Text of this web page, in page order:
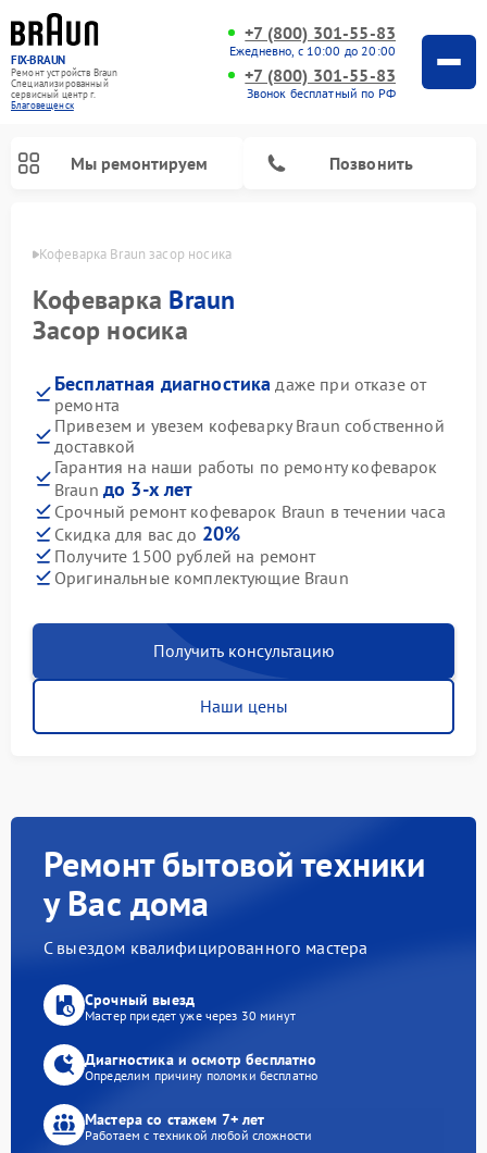
FIX-BRAUN
Ремонт устройств Braun
Специализированный
cервисный центр г.
Благовещенск
+7 (800) 301-55-83
Ежедневно, с 10:00 до 20:00
+7 (800) 301-55-83
Звонок бесплатный по РФ
Мы ремонтируем Позвонить
Кофеварка Braun засор носика
Кофеварка Braun
Засор носика
Бесплатная диагностика даже при отказе от
ремонта
Привезем и увезем кофеварку Braun собственной
доставкой
Гарантия на наши работы по ремонту кофеварок
Braun до 3-х лет
Срочный ремонт кофеварок Braun в течении часа
Скидка для вас до 20%
Получите 1500 рублей на ремонт
Оригинальные комплектующие Braun
Получить консультацию
Наши цены
Ремонт бытовой техники
у Вас дома
С выездом квалифицированного мастера
Срочный выезд
Мастер приедет уже через 30 минут
Диагностика и осмотр бесплатно
Определим причину поломки бесплатно
Мастера со стажем 7+ лет
Работаем с техникой любой сложности